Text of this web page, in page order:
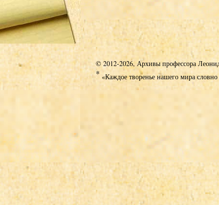
© 2012-2026, Архивы профессора
* «Каждое творенье нашего мира